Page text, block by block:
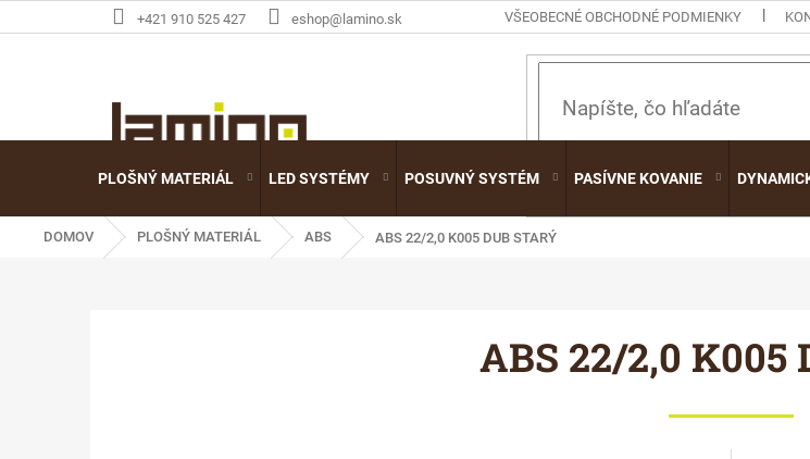
na
+421 910 525 427 eshop@lamino.sk VŠEOBECNÉ OBCHODNÉ PODMIENKY
HĽADAŤ
PLOŠNÝ MATERIÁL LED SYSTÉMY POSUVNÝ SYSTÉM PASÍVNE KOVANIE
DOMOV PLOŠNÝ MATERIÁL ABS ABS 22/2,0 K005 DUB STARÝ
ABS 22/2,0 K005